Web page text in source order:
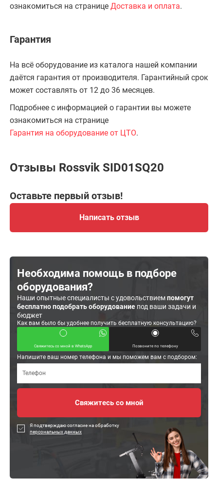
ознакомиться на странице Доставка и оплата.
Гарантия
На всё оборудование из каталога нашей компании
даётся гарантия от производителя. Гарантийный срок
может составлять от 12 до 36 месяцев.
Подробнее с информацией о гарантии вы можете
ознакомиться на странице
Гарантия на оборудование от ЦТО.
Отзывы Rossvik SID01SQ20
Оставьте первый отзыв!
Написать отзыв
Необходима помощь в подборе
оборудования?
Наши опытные специалисты с удовольствиемпомогут
бесплатно подобрать оборудование под ваши задачи и
бюджет
Как вам было бы удобнее получить бесплатную консультацию?
Свяжитесь со мной в WhatsApp Позвоните по телефону
Напишите ваш номер телефона и мы поможем вам с подбором:
Я подтверждаю согласие на обработку
персональных данных